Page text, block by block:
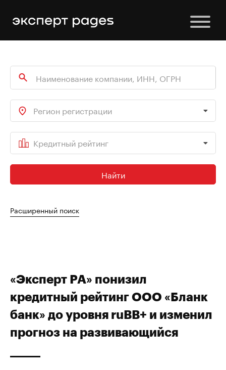
Регион регистрации
Кредитный рейтинг
Найти
Расширенный поиск
«Эксперт РА» понизил
кредитный рейтинг ООО «Бланк
банк» до уровня ruBB+ и изменил
прогноз на развивающийся